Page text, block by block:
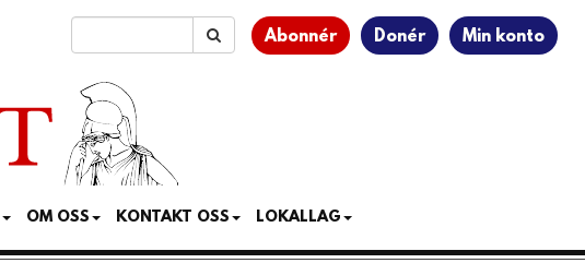
Abonnér Donér Min konto
OM OSS KONTAKT OSS LOKALLAG